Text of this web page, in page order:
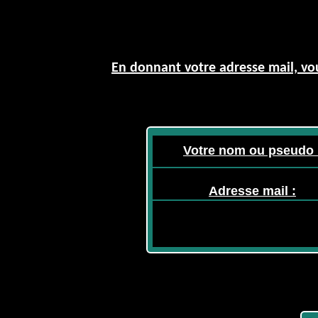
En donnant votre adresse mail,
Votre nom ou pseudo
Adresse mail :